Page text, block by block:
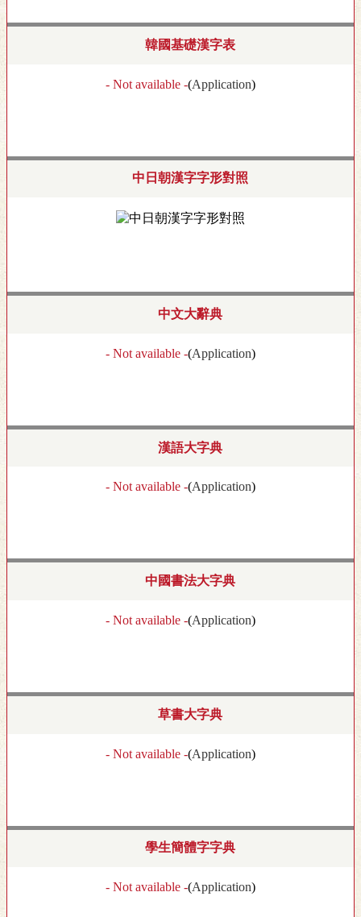
韓國基礎漢字表
- Not available -(Application)
中日朝漢字字形對照
中文大辭典
- Not available -(Application)
漢語大字典
- Not available -(Application)
中國書法大字典
- Not available -(Application)
草書大字典
- Not available -(Application)
學生簡體字字典
- Not available -(Application)